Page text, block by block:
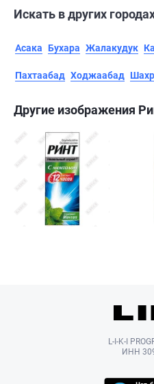
Искать в других
Асака Бухара Жалакудук
Пахтаабад Ходжаабад
Другие изображения
L-I-K-I
ИНН